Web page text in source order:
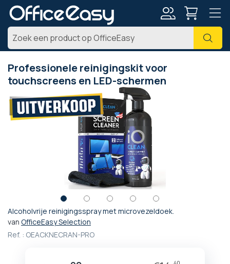
Zoek
Professionele reinigingskit voor
touchscreens en LED-schermen
Alcoholvrije reinigingsspray met microvezeldoek.
van OfficeEasy Selection
Ref. : OEACKNECRAN-PRO
naar
het
einde
Ga
naar
het